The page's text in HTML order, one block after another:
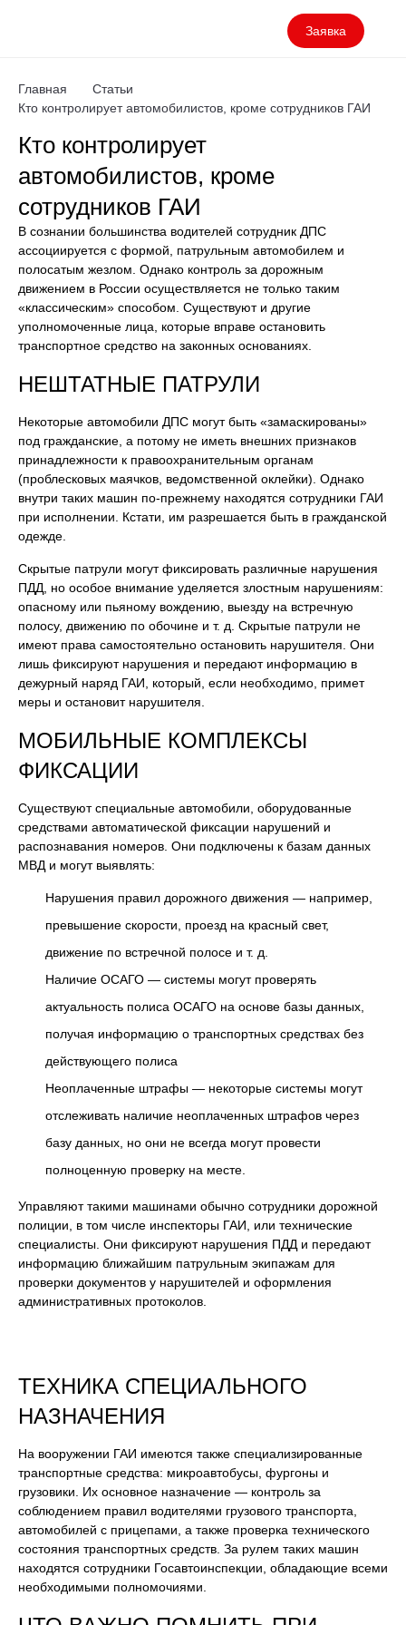
Заявка
Главная
Статьи
Кто контролирует автомобилистов, кроме сотрудников ГАИ
Кто контролирует
автомобилистов, кроме
сотрудников ГАИ
В сознании большинства водителей сотрудник ДПС
ассоциируется с формой, патрульным автомобилем и
полосатым жезлом. Однако контроль за дорожным
движением в России осуществляется не только таким
«классическим» способом. Существуют и другие
уполномоченные лица, которые вправе остановить
транспортное средство на законных основаниях.
НЕШТАТНЫЕ ПАТРУЛИ
Некоторые автомобили ДПС могут быть «замаскированы»
под гражданские, а потому не иметь внешних признаков
принадлежности к правоохранительным органам
(проблесковых маячков, ведомственной оклейки). Однако
внутри таких машин по-прежнему находятся сотрудники ГАИ
при исполнении. Кстати, им разрешается быть в гражданской
одежде.
Скрытые патрули могут фиксировать различные нарушения
ПДД, но особое внимание уделяется злостным нарушениям:
опасному или пьяному вождению, выезду на встречную
полосу, движению по обочине и т. д. Скрытые патрули не
имеют права самостоятельно остановить нарушителя. Они
лишь фиксируют нарушения и передают информацию в
дежурный наряд ГАИ, который, если необходимо, примет
меры и остановит нарушителя.
МОБИЛЬНЫЕ КОМПЛЕКСЫ
ФИКСАЦИИ
Существуют специальные автомобили, оборудованные
средствами автоматической фиксации нарушений и
распознавания номеров. Они подключены к базам данных
МВД и могут выявлять:
Нарушения правил дорожного движения — например,
превышение скорости, проезд на красный свет,
движение по встречной полосе и т. д.
Наличие ОСАГО — системы могут проверять
актуальность полиса ОСАГО на основе базы данных,
получая информацию о транспортных средствах без
действующего полиса
Неоплаченные штрафы — некоторые системы могут
отслеживать наличие неоплаченных штрафов через
базу данных, но они не всегда могут провести
полноценную проверку на месте.
Управляют такими машинами обычно сотрудники дорожной
полиции, в том числе инспекторы ГАИ, или технические
специалисты. Они фиксируют нарушения ПДД и передают
информацию ближайшим патрульным экипажам для
проверки документов у нарушителей и оформления
административных протоколов.
ТЕХНИКА СПЕЦИАЛЬНОГО
НАЗНАЧЕНИЯ
На вооружении ГАИ имеются также специализированные
транспортные средства: микроавтобусы, фургоны и
грузовики. Их основное назначение — контроль за
соблюдением правил водителями грузового транспорта,
автомобилей с прицепами, а также проверка технического
состояния транспортных средств. За рулем таких машин
находятся сотрудники Госавтоинспекции, обладающие всеми
необходимыми полномочиями.